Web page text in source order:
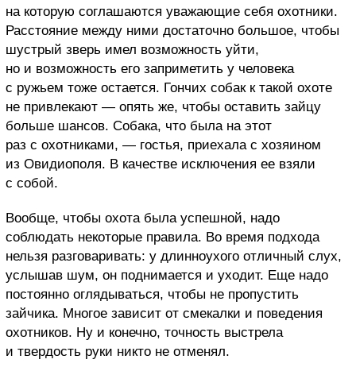
на которую соглашаются уважающие себя охотники.
Расстояние между ними достаточно большое, чтобы
шустрый зверь имел возможность уйти,
но и возможность его заприметить у человека
с ружьем тоже остается. Гончих собак к такой охоте
не привлекают — опять же, чтобы оставить зайцу
больше шансов. Собака, что была на этот
раз с охотниками, — гостья, приехала с хозяином
из Овидиополя. В качестве исключения ее взяли
с собой.
Вообще, чтобы охота была успешной, надо
соблюдать некоторые правила. Во время подхода
нельзя разговаривать: у длинноухого отличный слух,
услышав шум, он поднимается и уходит. Еще надо
постоянно оглядываться, чтобы не пропустить
зайчика. Многое зависит от смекалки и поведения
охотников. Ну и конечно, точность выстрела
и твердость руки никто не отменял.